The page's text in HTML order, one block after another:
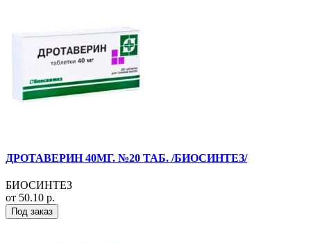
ДРОТАВЕРИН 40МГ. №20 ТАБ. /БИОСИНТЕЗ/
БИОСИНТЕЗ
от 50.10 р.
Под заказ